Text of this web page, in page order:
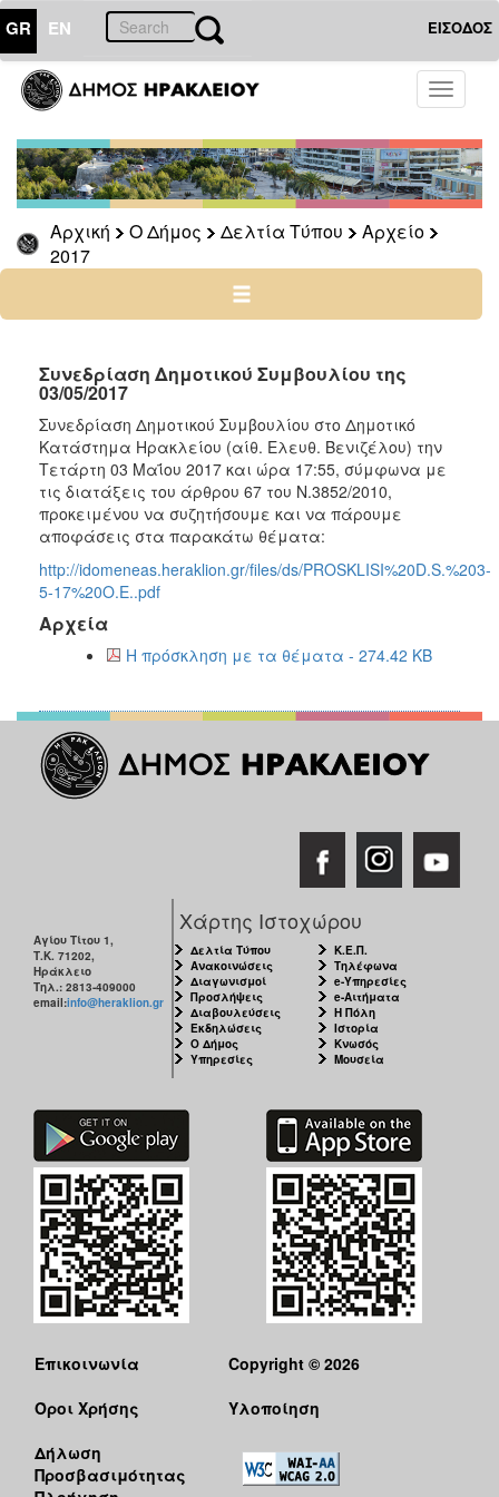
GR EN ΕΙΣΟΔΟΣ
Toggle
Αρχική Ο Δήμος Δελτία Τύπου
Αρχείο
2017
ΔΗΜΟΣ
Δελτία
Τύπου
Αρχείο
2026
2025
2022
2021
2020
2019
2018
2017
2016
2015
2013
2012
2010
2006
ΠΟΛΙΤΙΣΜΟΣ
ΑΝΘΕΚΤΙΚΗ
Συνεδρίαση Δημοτικού Συμβουλίου της
03/05/2017
Συνεδρίαση Δημοτικού Συμβουλίου στο Δημοτικό
Κατάστημα Ηρακλείου (αίθ. Ελευθ. Βενιζέλου) την
Τετάρτη 03 Μαΐου 2017 και ώρα 17:55, σύμφωνα με
τις διατάξεις του άρθρου 67 του Ν.3852/2010,
προκειμένου να συζητήσουμε και να πάρουμε
αποφάσεις στα παρακάτω θέματα:
http://idomeneas.heraklion.gr/files/ds/PROSKLISI%20D.S.%203-
5-17%20O.E..pdf
Αρχεία
Η πρόσκληση με τα θέματα - 274.42 KB
Αγίου Τίτου 1,
Τ.Κ. 71202,
Ηράκλειο
Τηλ.: 2813-409000
email:info@heraklion.gr
Χάρτης Ιστοχώρου
Δελτία Τύπου
Ανακοινώσεις
Διαγωνισμοί
Προσλήψεις
Διαβουλεύσεις
Εκδηλώσεις
Ο Δήμος
Υπηρεσίες
Κ.Ε.Π.
Τηλέφωνα
e-Υπηρεσίες
e-Αιτήματα
Η Πόλη
Ιστορία
Κνωσός
Μουσεία
Επικοινωνία
Όροι Χρήσης
Δήλωση
Προσβασιμότητας
Copyright © 2026
Υλοποίηση